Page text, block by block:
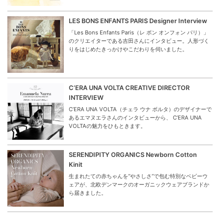
LES BONS ENFANTS PARIS Designer Interview
「Les Bons Enfants Paris（レ ボン オンフォン パリ）」
のクリエイターである吉田さんにインタビュー。人形づく
りをはじめたきっかけやこだわりを伺いました。
C’ERA UNA VOLTA CREATIVE DIRECTOR
INTERVIEW
C’ERA UNA VOLTA（チェラ ウナ ボルタ）のデザイナーで
あるエマヌエラさんのインタビューから、 C’ERA UNA
VOLTAの魅力をひもときます。
SERENDIPITY ORGANICS Newborn Cotton
Kinit
生まれたての赤ちゃんを“やさしさ”で包む特別なベビーウ
ェアが、北欧デンマークのオーガニックウェアブランドか
ら届きました。